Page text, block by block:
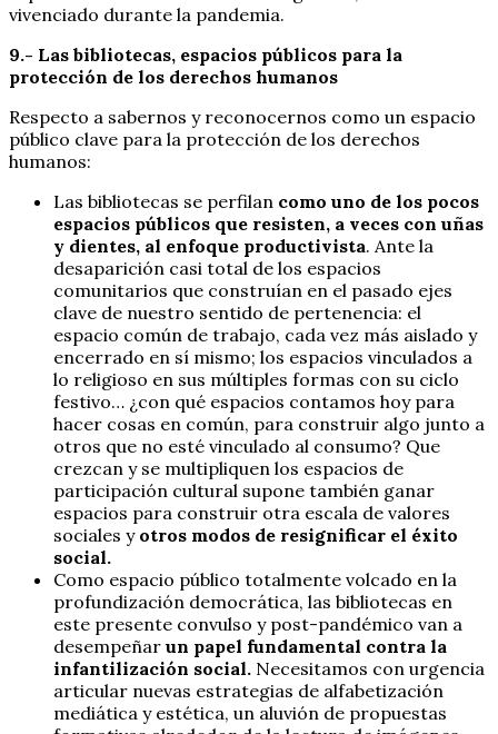
vivenciado durante la pandemia.
9.- Las bibliotecas, espacios públicos para la
protección de los derechos humanos
Respecto a sabernos y reconocernos como un espacio
público clave para la protección de los derechos
humanos:
Las bibliotecas se perfilan como uno de los pocos
espacios públicos que resisten, a veces con uñas
y dientes, al enfoque productivista. Ante la
desaparición casi total de los espacios
comunitarios que construían en el pasado ejes
clave de nuestro sentido de pertenencia: el
espacio común de trabajo, cada vez más aislado y
encerrado en sí mismo; los espacios vinculados a
lo religioso en sus múltiples formas con su ciclo
festivo… ¿con qué espacios contamos hoy para
hacer cosas en común, para construir algo junto a
otros que no esté vinculado al consumo? Que
crezcan y se multipliquen los espacios de
participación cultural supone también ganar
espacios para construir otra escala de valores
sociales y otros modos de resignificar el éxito
social.
Como espacio público totalmente volcado en la
profundización democrática, las bibliotecas en
este presente convulso y post-pandémico van a
desempeñarun papel fundamental contra la
infantilización social. Necesitamos con urgencia
articular nuevas estrategias de alfabetización
mediática y estética, un aluvión de propuestas